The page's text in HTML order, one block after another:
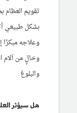
تقويم العظام
بشكل طبيعي
وعلاجه
وخالٍ من آلام
والبلوغ.
هل سيؤثر